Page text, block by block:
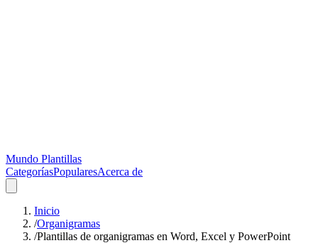
Mundo Plantillas
CategoríasPopularesAcerca de
Inicio
/Organigramas
/Plantillas de organigramas en Word, Excel y PowerPoint